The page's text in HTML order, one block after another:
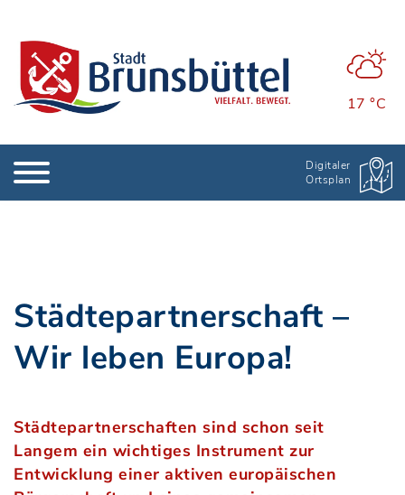
17 °C
Digitaler
Ortsplan
Städtepartnerschaft –
Wir leben Europa!
Städtepartnerschaften sind schon seit
Langem ein wichtiges Instrument zur
Entwicklung einer aktiven europäischen